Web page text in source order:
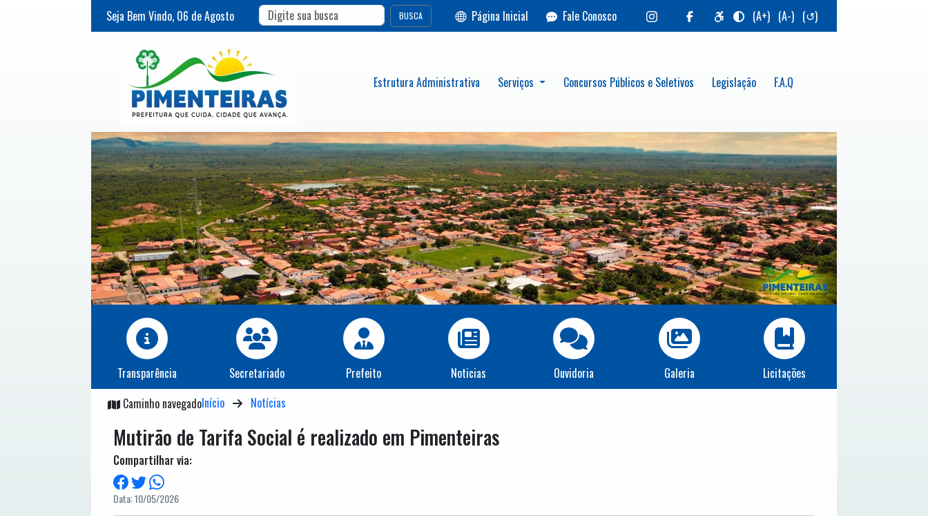
Seja Bem Vindo, 06 deAgosto BUSCA Página Inicial Fale Conosco (A+) (A-) (↺)
Estrutura Administrativa Serviços Concursos Públicos e Seletivos Legislação F.A.Q
Transparência Secretariado Prefeito Noticias Ouvidoria Galeria
Licitações
Caminho navegadoInício Notícias
Mutirão de Tarifa Social é realizado em Pimenteiras
Compartilhar via:
Data: 10/05/2026